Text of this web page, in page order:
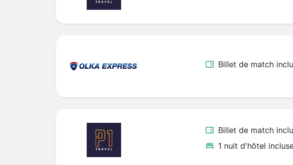
Billet de match
Billet de match
1 nuit d'hôtel